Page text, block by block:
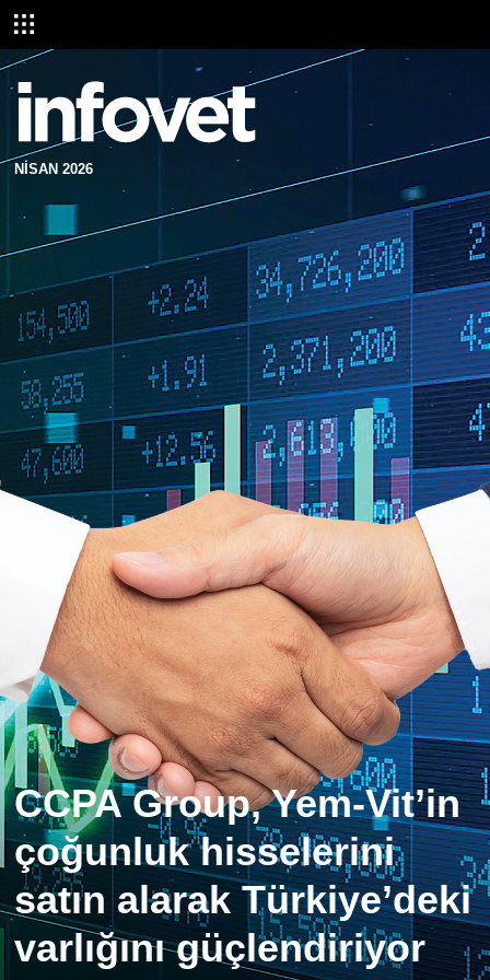
NİSAN 2026
CCPA Group, Yem-Vit’in
çoğunluk hisselerini
satın alarak Türkiye’deki
varlığını güçlendiriyor